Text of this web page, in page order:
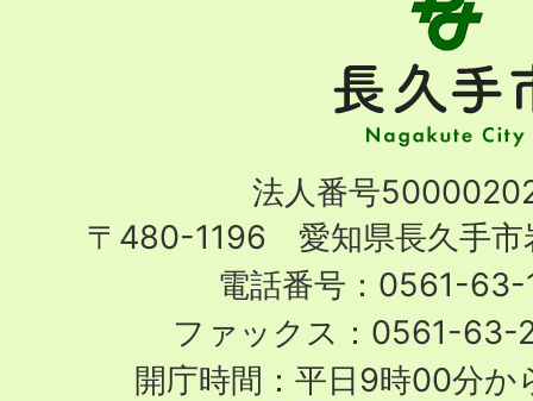
手
市
City
法人番号
〒480-1196 愛知県長久手市
電話番号：0561-63-
ファックス：0561-63-
開庁時間：平日9時00分か